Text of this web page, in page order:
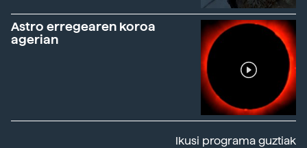
Astro erregearen koroa
agerian
Ikusi programa guztiak